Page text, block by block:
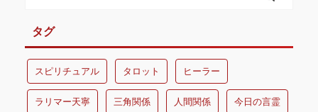
タグ
スピリチュアル タロット ヒーラー
ラリマー天寧 三角関係 人間関係 今日の言霊